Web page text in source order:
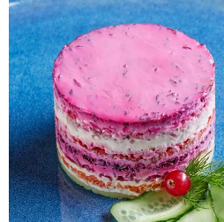
Билеты
(взрослые и дети от 13
Забронировать место
23 000₽